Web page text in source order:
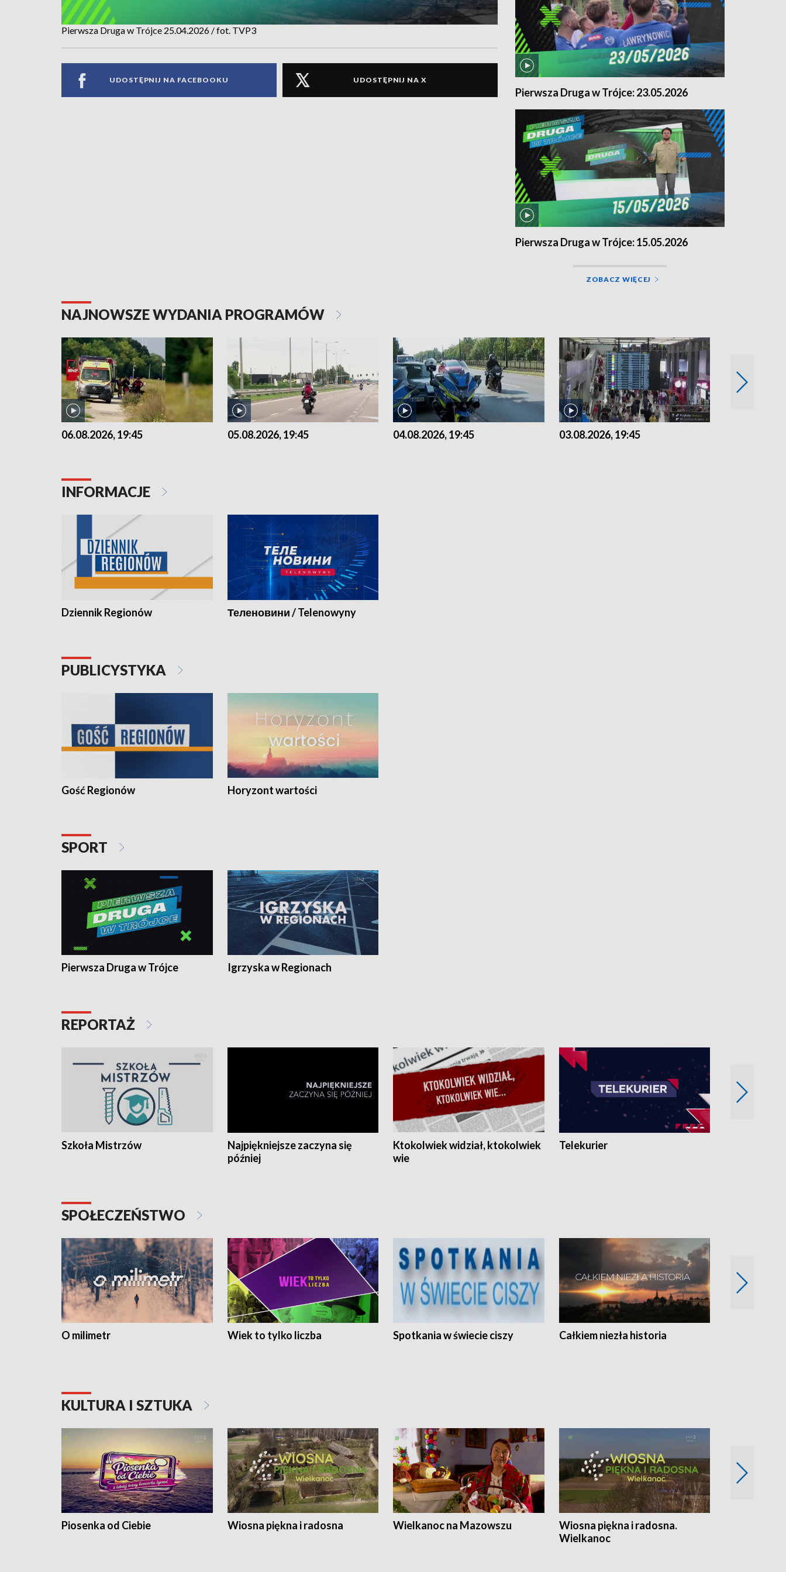
Pierwsza Druga w Trójce 25.04.2026 / fot. TVP3
UDOSTĘPNIJ NA FACEBOOKU UDOSTĘPNIJ NA X
Pierwsza Druga w Trójce: 23.05.2026
Pierwsza Druga w Trójce: 15.05.2026
ZOBACZ WIĘCEJ
NAJNOWSZE WYDANIA PROGRAMÓW
06.08.2026, 19:45 05.08.2026, 19:45 04.08.2026, 19:45 03.08.2026, 19:45
INFORMACJE
Dziennik Regionów Теленовини / Telenowyny
PUBLICYSTYKA
Gość Regionów Horyzont wartości
SPORT
Pierwsza Druga w Trójce Igrzyska w Regionach
REPORTAŻ
Szkoła Mistrzów
Najpiękniejsze zaczyna się
później
Ktokolwiek widział, ktokolwiek
wie
Telekurier
SPOŁECZEŃSTWO
O milimetr Wiek to tylko liczba Spotkania w świecie ciszy Całkiem niezła historia
KULTURA I SZTUKA
Piosenka od Ciebie Wiosna piękna i radosna Wielkanoc na Mazowszu
Wiosna piękna i radosna.
Wielkanoc